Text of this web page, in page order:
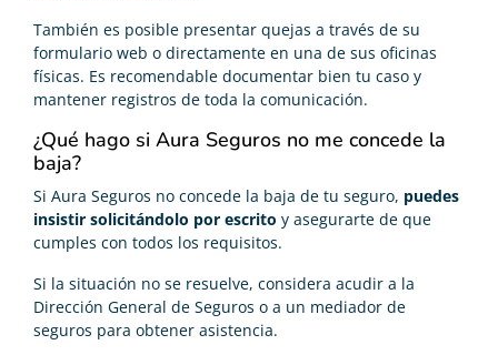
También es posible presentar quejas a través de su
formulario web o directamente en una de sus oficinas
físicas. Es recomendable documentar bien tu caso y
mantener registros de toda la comunicación.
¿Qué hago si Aura Seguros no me concede la
baja?
Si Aura Seguros no concede la baja de tu seguro, puedes
insistir solicitándolo por escrito y asegurarte de que
cumples con todos los requisitos.
Si la situación no se resuelve, considera acudir a la
Dirección General de Seguros o a un mediador de
seguros para obtener asistencia.